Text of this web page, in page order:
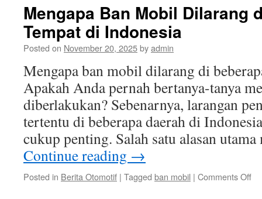
Mengapa Ban Mobil Dilarang
Tempat di Indonesia
Posted on November 20, 2025byadmin
Mengapa ban mobil dilarang di
Apakah Anda pernah bertanya-tanya
diberlakukan? Sebenarnya, larangan
tertentu di beberapa daerah di
cukup penting. Salah satu alasan
Continue reading →
Posted in Berita Otomotif | Tagged ban mobil | Comments Offon